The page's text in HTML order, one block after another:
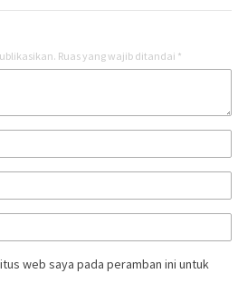
Ruas yang wajib ditandai *
web saya pada peramban ini untuk